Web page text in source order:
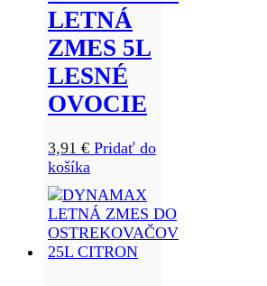
LETNÁ
ZMES 5L
LESNÉ
OVOCIE
3,91 € Pridať do
košíka